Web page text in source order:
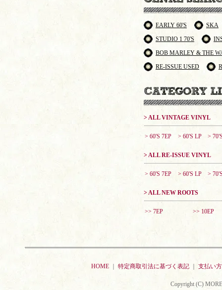
EARLY 60'S
SKA
STUDIO 1 70'S
BOB MARLEY & THE
RE-ISSUE USED
> ALL VINTAGE VINYL
> 60'S 7EP > 60'S LP >
> ALL RE-ISSUE VINYL
> 60'S 7EP > 60'S LP >
> ALL NEW ROOTS
>> 7EP >> 10EP
HOME 特定商取引法に基づく表記 支払い
Copyright (C)